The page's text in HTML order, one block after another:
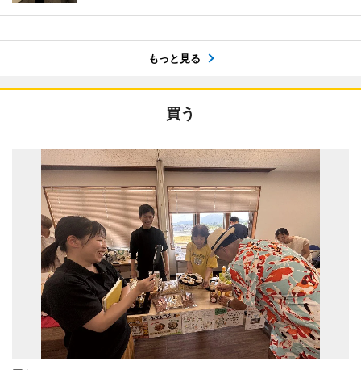
もっと見る
買う